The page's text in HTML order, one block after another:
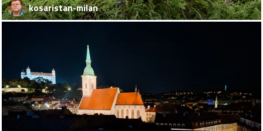
kosaristan-milan